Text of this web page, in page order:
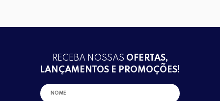
RECEBA NOSSAS OFERTAS,
LANÇAMENTOS E PROMOÇÕES!